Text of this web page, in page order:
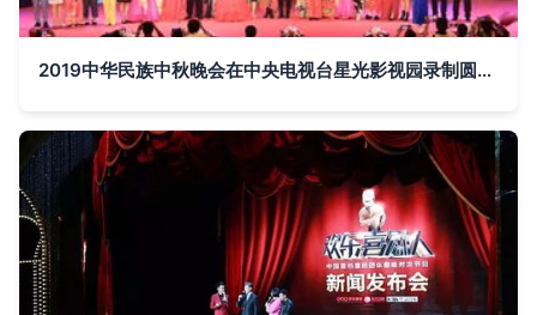
2019中华民族中秋晚会在中央电视台星光影视园录制圆满成功 共赏明月，传颂中华情